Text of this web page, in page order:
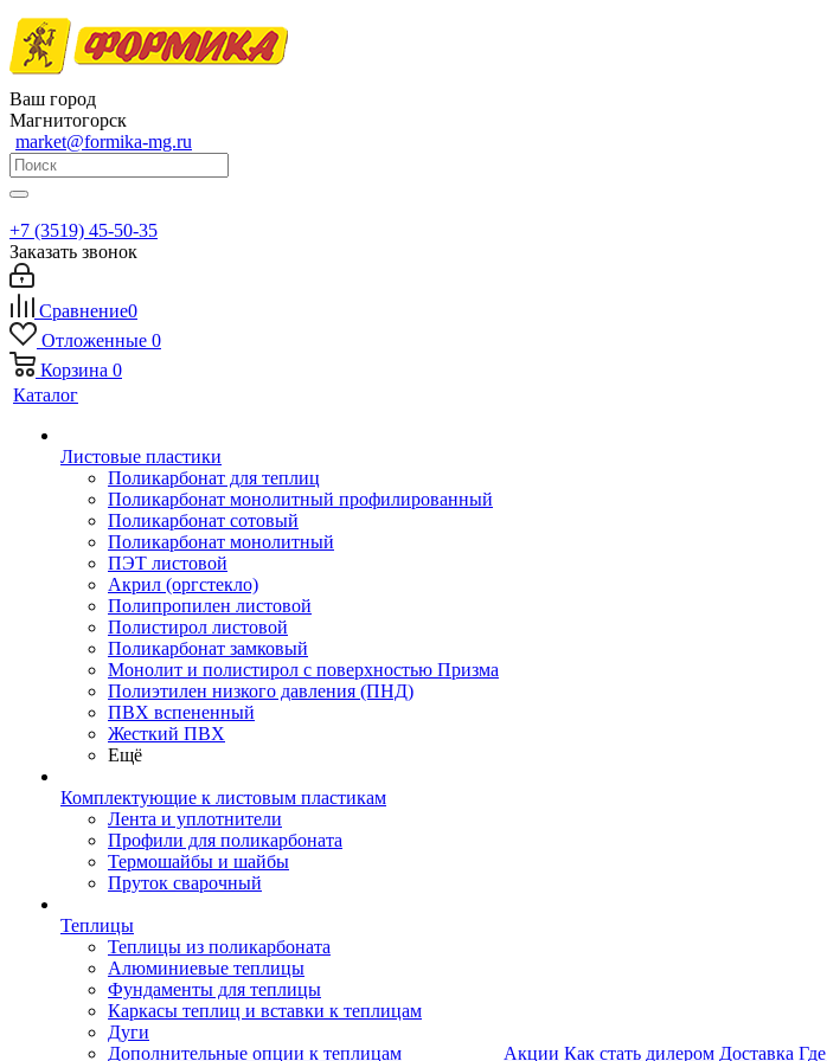
Ваш город
Магнитогорск
market@formika-mg.ru
+7 (3519) 45-50-35
Заказать звонок
Сравнение0
Отложенные 0
Корзина 0
Каталог
Листовые пластики
Поликарбонат для теплиц
Поликарбонат монолитный профилированный
Поликарбонат сотовый
Поликарбонат монолитный
ПЭТ листовой
Акрил (оргстекло)
Полипропилен листовой
Полистирол листовой
Поликарбонат замковый
Монолит и полистирол с поверхностью Призма
Полиэтилен низкого давления (ПНД)
ПВХ вспененный
Жесткий ПВХ
Ещё
Комплектующие к листовым пластикам
Лента и уплотнители
Профили для поликарбоната
Термошайбы и шайбы
Пруток сварочный
Теплицы
Теплицы из поликарбоната
Алюминиевые теплицы
Фундаменты для теплицы
Каркасы теплиц и вставки к теплицам
Дуги
Дополнительные опции к теплицам
Акции Как стать дилером Доставка